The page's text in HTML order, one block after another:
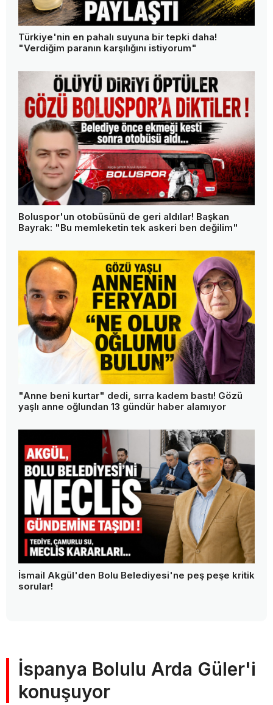
Türkiye'nin en pahalı suyuna bir tepki daha!
"Verdiğim paranın karşılığını istiyorum"
Boluspor'un otobüsünü de geri aldılar! Başkan
Bayrak: "Bu memleketin tek askeri ben değilim"
"Anne beni kurtar" dedi, sırra kadem bastı! Gözü
yaşlı anne oğlundan 13 gündür haber alamıyor
İsmail Akgül'den Bolu Belediyesi'ne peş peşe kritik
sorular!
İspanya Bolulu Arda Güler'i
konuşuyor